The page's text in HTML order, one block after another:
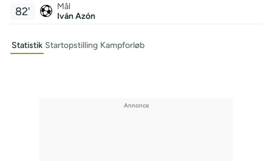
Mål
Iván Azón
82'
Statistik Startopstilling Kampforløb